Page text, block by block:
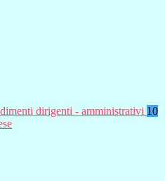
dirigenti - amministrativi 10